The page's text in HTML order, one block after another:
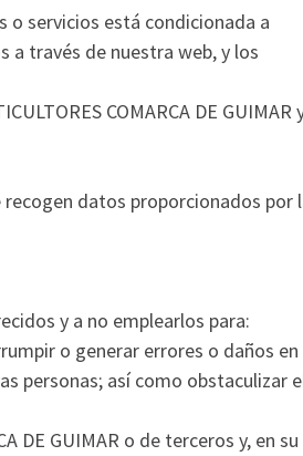
o servicios está condicionada a
través de nuestra web, y los
COMARCA DE GUIMAR
recogen datos proporcionados por
y a no emplearlos para:
o generar errores o daños en
personas; así como obstaculizar
DE GUIMAR o de terceros y, en su